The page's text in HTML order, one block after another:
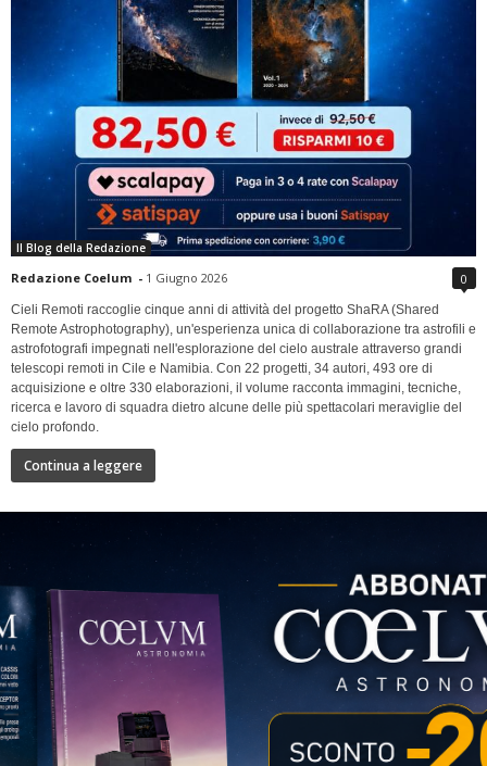
Il Blog della Redazione
Redazione Coelum - 1 Giugno 2026 0
Cieli Remoti raccoglie cinque anni di attività del progetto ShaRA (Shared
Remote Astrophotography), un'esperienza unica di collaborazione tra astrofili e
astrofotografi impegnati nell'esplorazione del cielo australe attraverso grandi
telescopi remoti in Cile e Namibia. Con 22 progetti, 34 autori, 493 ore di
acquisizione e oltre 330 elaborazioni, il volume racconta immagini, tecniche,
ricerca e lavoro di squadra dietro alcune delle più spettacolari meraviglie del
cielo profondo.
Continua a leggere